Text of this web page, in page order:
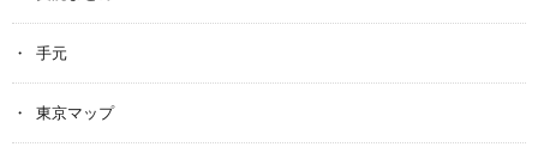
手元
東京マップ